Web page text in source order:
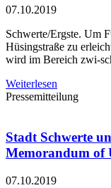
07.10.2019
Schwerte/Ergste. Um
Hüsingstraße zu
wird im Bereich zwi-
Weiterlesen
Pressemitteilung
Stadt Schwerte
Memorandum of
07.10.2019